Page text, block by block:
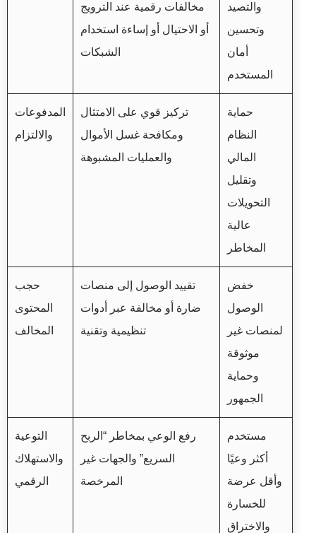
مخالفات رقمية عند الترويج
أو الاحتيال أو إساءة استخدام
الشبكات
والتصيد
وتحسين
أمان
المستخدم
المدفوعات
والالتزام
تركيز قوي على الامتثال
ومكافحة غسل الأموال
والعمليات المشبوهة
حماية
النظام
المالي
وتقليل
التحويلات
عالية
المخاطر
حجب
المحتوى
المخالف
تقييد الوصول إلى منصات
ضارة أو مخالفة عبر أدوات
تنظيمية وتقنية
خفض
الوصول
لمنصات غير
موثوقة
وحماية
الجمهور
التوعية
والاستهلاك
الرقمي
رفع الوعي بمخاطر “الربح
السريع” والجهات غير
المرخصة
مستخدم
أكثر وعيًا
وأقل عرضة
للخسارة
والاختراق